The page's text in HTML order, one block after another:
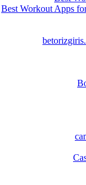
Best Workout Apps